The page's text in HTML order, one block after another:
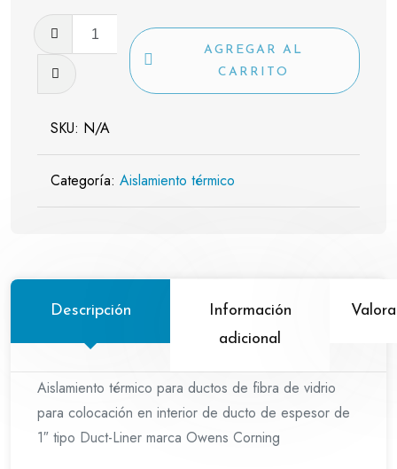
Aislamiento
térmico
de
ductos
de
AGREGAR AL
CARRITO
SKU: N/A
Categoría: Aislamiento térmico
Descripción
Información
adicional
Aislamiento térmico para ductos de fibra de vidrio
para colocación en interior de ducto de espesor de
1″ tipo Duct-Liner marca Owens Corning